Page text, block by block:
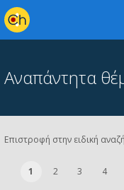
Αναπάντητα
Επιστροφή στην ειδική
1 2 3 4